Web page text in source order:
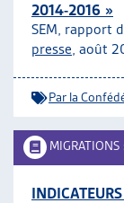
2014-2016 »
SEM, rapport
presse, août
Par la
MIGRATIONS